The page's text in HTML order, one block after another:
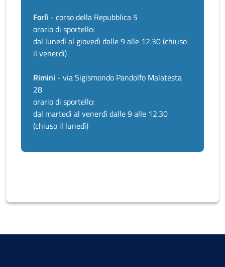
Forlì - corso della Repubblica 5
orario di sportello:
dal lunedì al giovedì dalle 9 alle 12.30 (chiuso
il venerdì)
Rimini - via Sigismondo Pandolfo Malatesta
28
orario di sportello:
dal martedì al venerdì dalle 9 alle 12.30
(chiuso il lunedì)